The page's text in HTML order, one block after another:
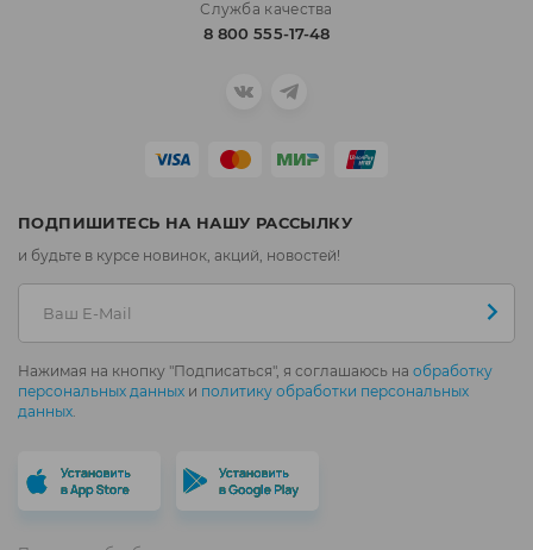
Служба качества
8 800 555-17-48
ПОДПИШИТЕСЬ НА НАШУ РАССЫЛКУ
и будьте в курсе новинок, акций, новостей!
Нажимая на кнопку "Подписаться", я соглашаюсь на обработку
персональных данных и политику обработки персональных
данных